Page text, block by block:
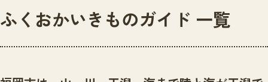
センター紹介
センター紹介TOP
ふくおかいきものガイド 一覧